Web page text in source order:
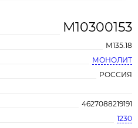
М10300153
М135.18
МОНОЛИТ
РОССИЯ
4627088219191
1230